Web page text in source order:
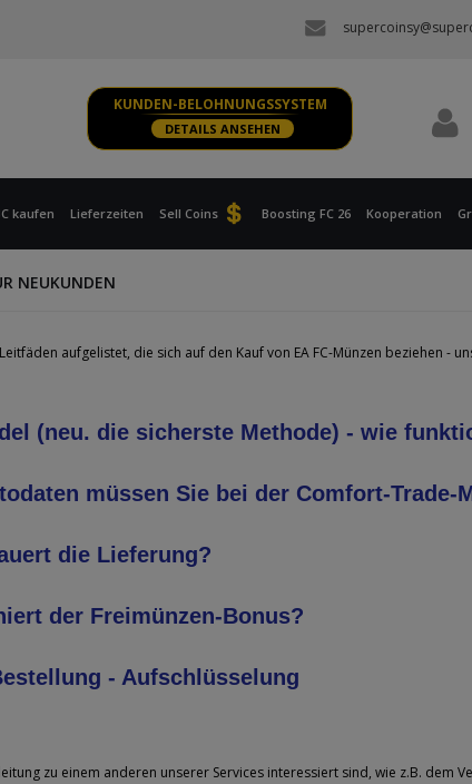
KUNDEN-BELOHNUNGSSYSTEM
DETAILS ANSEHEN
kaufen Lieferzeiten Sell Coins Boosting FC 26 Kooperation
NEUKUNDEN
aufgelistet, die sich auf den Kauf von EA FC-Münzen beziehen -
(neu. die sicherste Methode) - wie
müssen Sie bei der Comfort-Trade-
die Lieferung?
der Freimünzen-Bonus?
- Aufschlüsselung
zu einem anderen unserer Services interessiert sind, wie z.B. dem